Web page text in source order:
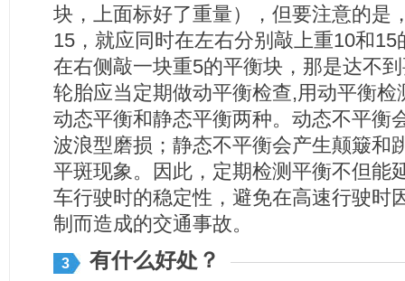
块，上面标好了重量），但要注意的是
15，就应同时在左右分别敲上重10和
在右侧敲一块重5的平衡块，那是达不
轮胎应当定期做动平衡检查,用动平衡
动态平衡和静态平衡两种。动态不平衡
波浪型磨损；静态不平衡会产生颠簸和
平斑现象。因此，定期检测平衡不但能
车行驶时的稳定性，避免在高速行驶时
制而造成的交通事故。
3 有什么好处？